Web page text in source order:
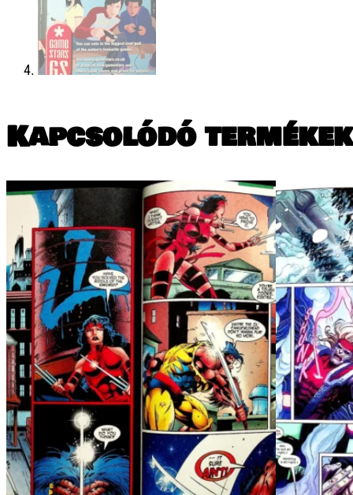
Kapcsolódó termékek